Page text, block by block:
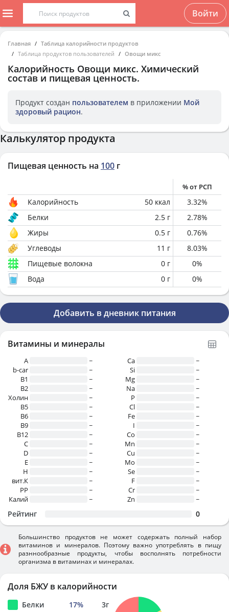
Войти
Главная
Таблица калорийности продуктов
Таблица продуктов пользователей
Овощи микс
Калорийность Овощи микс. Химический
состав и пищевая ценность.
Продукт создан пользователем в приложении Мой
здоровый рацион.
Калькулятор продукта
Пищевая ценность на 100 г
% от РСП
Калорийность 50 ккал 3.32%
Белки
2.5 г 2.78%
Жиры
0.5 г 0.76%
Углеводы
11 г 8.03%
Пищевые волокна
0 г 0%
Вода
0 г 0%
Добавить в дневник питания
Витамины и минералы
A
~
b-car
~
В1
~
B2
~
Холин
~
B5
~
B6
~
B9
~
B12
~
C
~
D
~
E
~
H
~
вит.К
~
PP
~
Калий
~
Ca
~
Si
~
Mg
~
Na
~
P
~
Cl
~
Fe
~
I
~
Co
~
Mn
~
Cu
~
Mo
~
Se
~
F
~
Cr
~
Zn
~
Рейтинг 0
Большинство продуктов не может содержать полный набор
витаминов и минералов. Поэтому важно употреблять в пищу
разннообразные продукты, чтобы восполнять потребности
организма в витаминах и минералах.
Доля БЖУ в калорийности
Белки 17% 3г